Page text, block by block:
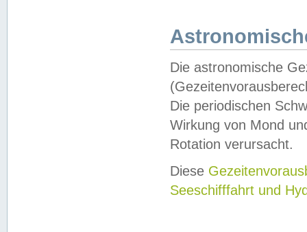
Die astronomische
Die periodischen
Wirkung von Mond
Rotation verursacht.
Diese
Seeschifffahrt und